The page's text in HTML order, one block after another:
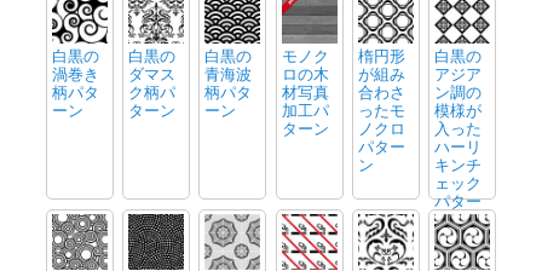
白黒の
渦巻き
柄パタ
ーン
白黒の
ダマス
ク柄パ
ターン
白黒の
青海波
柄パタ
ーン
モノク
ロの木
材写真
加工パ
ターン
楕円形
が組み
合わさ
ったモ
ノクロ
パター
ン
白黒の
アジア
ン調の
模様が
入った
ハーリ
キンチ
ェック
パター
ン